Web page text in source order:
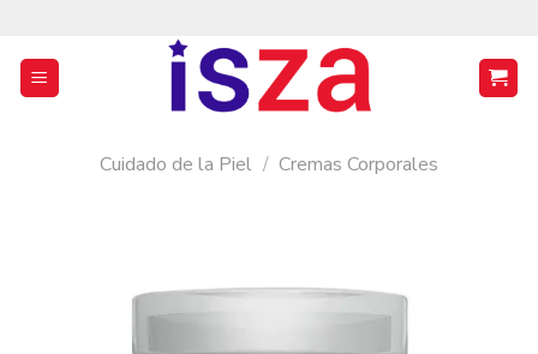
contenido
Cuidado de la Piel / Cremas Corporales